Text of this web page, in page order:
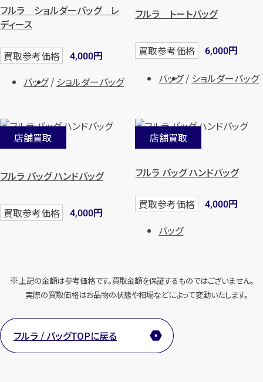
フルラ ショルダーバッグ レ
ディース
買取参考価格 4,000円
バッグ
ショルダーバッグ
フルラ トートバッグ
買取参考価格 6,000円
バッグ ショルダーバッグ
店舗買取
フルラ バッグ ハンドバッグ
買取参考価格 4,000円
店舗買取
フルラ バッグ ハンドバッグ
買取参考価格 4,000円
バッグ
上記の金額は参考価格です。買取金額を保証するものではございません。
実際の買取価格はお品物の状態や相場などによって変動いたします。
フルラ / バッグTOPに戻る